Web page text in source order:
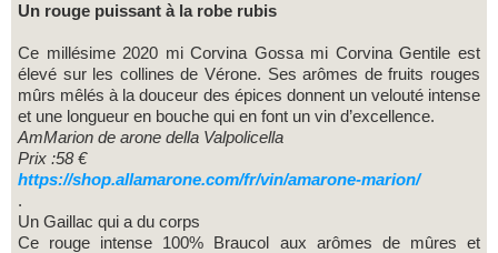
Un rouge puissant à la robe rubis
Ce millésime 2020 mi Corvina Gossa mi Corvina Gentile est
élevé sur les collines de Vérone. Ses arômes de fruits rouges
mûrs mêlés à la douceur des épices donnent un velouté intense
et une longueur en bouche qui en font un vin d’excellence.
AmMarion de arone della Valpolicella
Prix :58 €
https://shop.allamarone.com/fr/vin/amarone-marion/
.
Un Gaillac qui a du corps
Ce rouge intense 100% Braucol aux arômes de mûres et